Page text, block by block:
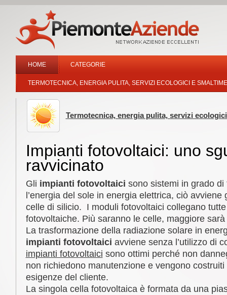
HOME CATEGORIE
TERMOTECNICA, ENERGIA PULITA, SERVIZI ECOLOGICI E
Termotecnica, energia pulita, servizi
Impianti fotovoltaici: uno
ravvicinato
Gli impianti fotovoltaici sono sistemi in grado di
l’energia del sole in energia elettrica, ciò avviene
celle di silicio. I moduli fotovoltaici collegano
fotovoltaiche. Più saranno le celle, maggiore
La trasformazione della radiazione solare in
impianti fotovoltaici avviene senza l’utilizzo di
impianti fotovoltaici sono ottimi perché non
non richiedono manutenzione e vengono
esigenze del cliente.
La singola cella fotovoltaica è formata da una